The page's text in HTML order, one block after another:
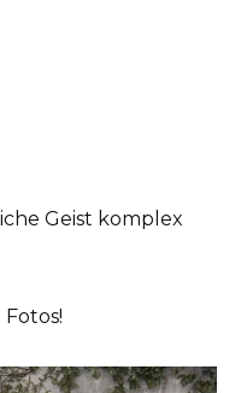
Geist komplex